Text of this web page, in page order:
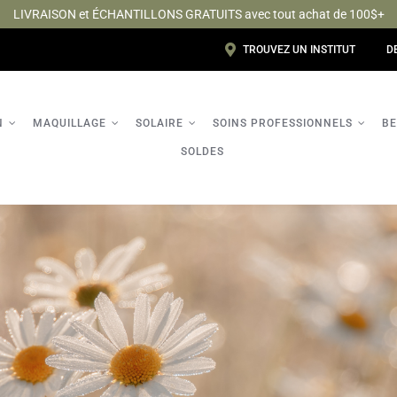
LIVRAISON et ÉCHANTILLONS GRATUITS avec tout achat de 100$+
TROUVEZ UN INSTITUT
MAQUILLAGE SOLAIRE SOINS PROFESSIONNELS
SOLDES